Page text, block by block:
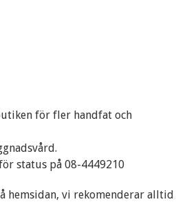
för fler handfat och
status på 08-4449210
hemsidan, vi rekomenderar alltid